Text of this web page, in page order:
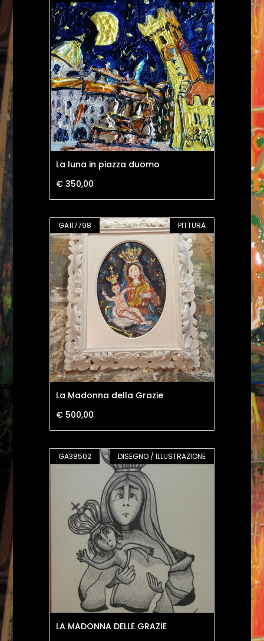
La luna in piazza duomo
€ 350,00
GA117798 PITTURA
La Madonna della Grazie
€ 500,00
GA38502 DISEGNO / ILLUSTRAZIONE
LA MADONNA DELLE GRAZIE